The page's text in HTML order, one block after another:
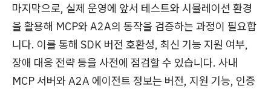
마지막으로, 실제 운영에 앞서 테스트와 시뮬레이션 환경
을 활용해 MCP와 A2A의 동작을 검증하는 과정이 필요합
니다. 이를 통해 SDK 버전 호환성, 최신 기능 지원 여부,
장애 대응 전략 등을 사전에 점검할 수 있습니다. 사내
MCP 서버와 A2A 에이전트 정보는 버전, 지원 기능, 인증